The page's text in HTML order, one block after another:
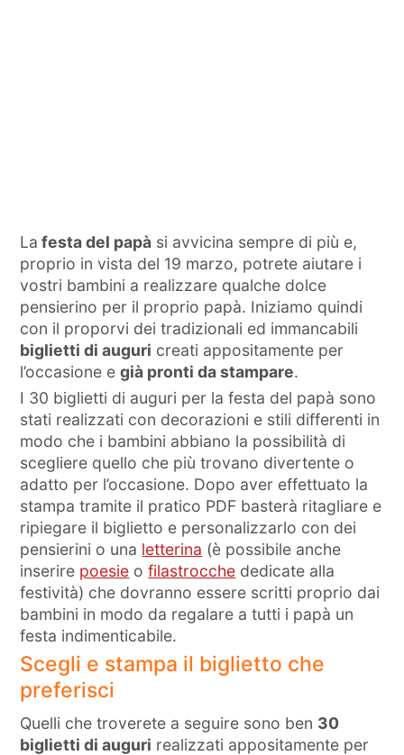
La festa del papà si avvicina sempre di più e,
proprio in vista del 19 marzo, potrete aiutare i
vostri bambini a realizzare qualche dolce
pensierino per il proprio papà. Iniziamo quindi
con il proporvi dei tradizionali ed immancabili
biglietti di auguri creati appositamente per
l’occasione egià pronti da stampare.
I 30 biglietti di auguri per la festa del papà sono
stati realizzati con decorazioni e stili differenti in
modo che i bambini abbiano la possibilità di
scegliere quello che più trovano divertente o
adatto per l’occasione. Dopo aver effettuato la
stampa tramite il pratico PDF basterà ritagliare e
ripiegare il biglietto e personalizzarlo con dei
pensierini o una letterina (è possibile anche
inserire poesie ofilastrocche dedicate alla
festività) che dovranno essere scritti proprio dai
bambini in modo da regalare a tutti i papà un
festa indimenticabile.
Scegli e stampa il biglietto che
preferisci
Quelli che troverete a seguire sono ben 30
biglietti di auguri realizzati appositamente per